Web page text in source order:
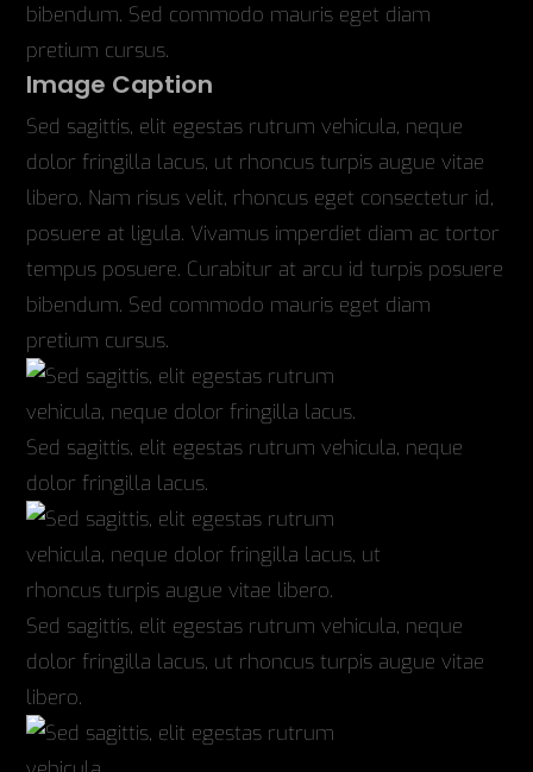
Image Caption
Sed sagittis, elit egestas rutrum vehicula, neque
dolor fringilla lacus, ut rhoncus turpis augue vitae
libero. Nam risus velit, rhoncus eget consectetur id,
posuere at ligula. Vivamus imperdiet diam ac tortor
tempus posuere. Curabitur at arcu id turpis posuere
bibendum. Sed commodo mauris eget diam
pretium cursus.
Sed sagittis, elit egestas rutrum vehicula, neque
dolor fringilla lacus.
Sed sagittis, elit egestas rutrum vehicula, neque
dolor fringilla lacus, ut rhoncus turpis augue vitae
libero.